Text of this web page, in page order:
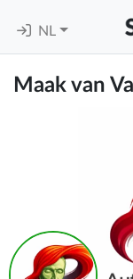
NL
Maak van